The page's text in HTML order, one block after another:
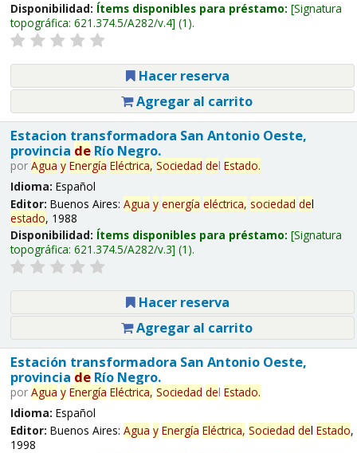
Disponibilidad: Ítems disponibles para préstamo: Signatura
topográfica: 621.374.5/A282/v.4 (1).
Hacer reserva
Agregar al carrito
Estacion transformadora San Antonio Oeste,
provincia deRío Negro.
por Agua y Energía Eléctrica, Sociedad del Estado.
Idioma: Español
Editor: Buenos Aires: Agua y energía eléctrica, sociedad del
estado, 1988
Disponibilidad: Ítems disponibles para préstamo: Signatura
topográfica: 621.374.5/A282/v.3 (1).
Hacer reserva
Agregar al carrito
Estación transformadora San Antonio Oeste,
provincia deRío Negro.
por Agua y Energía Eléctrica, Sociedad del Estado.
Idioma: Español
Editor: Buenos Aires: Agua y Energía Eléctrica, Sociedad del Estado,
1998